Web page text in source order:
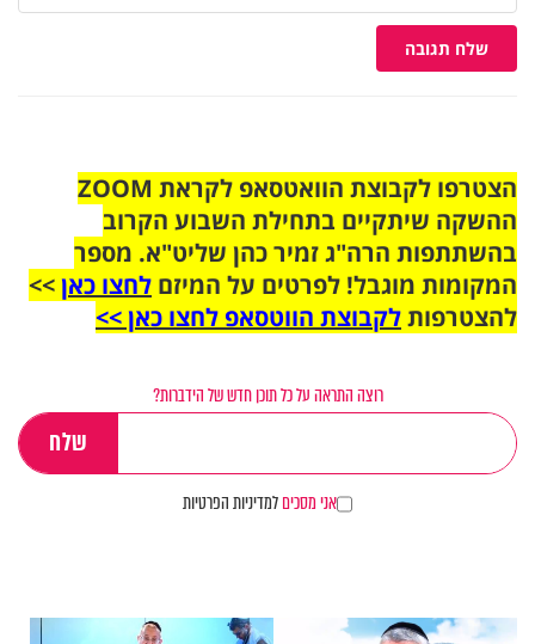
שלח תגובה
הצטרפו לקבוצת הוואטסאפ לקראת ZOOM
ההשקה שיתקיים בתחילת השבוע הקרוב
בהשתתפות הרה"ג זמיר כהן שליט"א. מספר
המקומות מוגבל! לפרטים על המיזם לחצו כאן>>
להצטרפותלקבוצת הווטסאפ לחצו כאן >>
רוצה התראה על כל תוכן חדש של הידברות?
אני מסכיםלמדיניות הפרטיות